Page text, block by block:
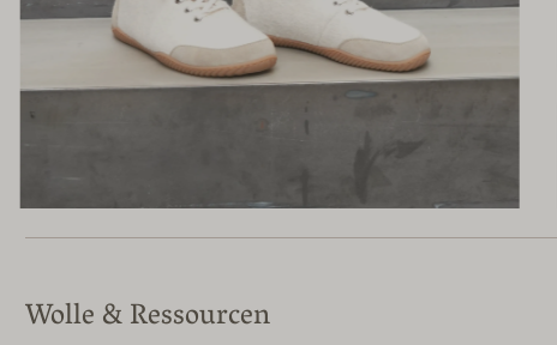
Wolle & Ressourcen